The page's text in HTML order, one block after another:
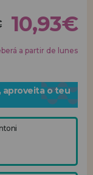
10,93€
a partir de lunes
aproveita o teu